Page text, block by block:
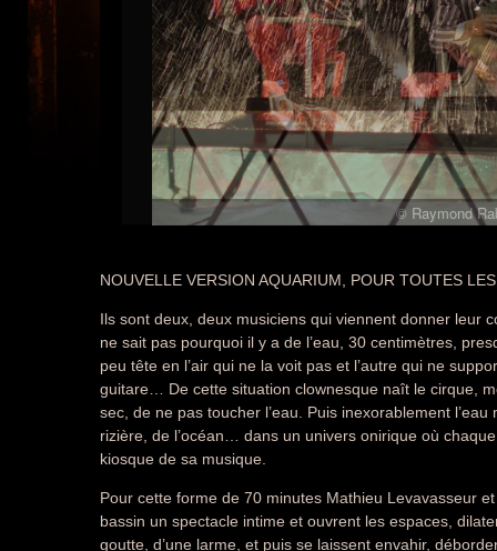
© Raymond
© Raymond
NOUVELLE VERSION AQUARIUM, POUR TOUTES
Ils sont deux, deux musiciens qui viennent donner leur
ne sait pas pourquoi il y a de l’eau, 30 centimètres,
peu tête en l’air qui ne la voit pas et l’autre qui ne
guitare… De cette situation clownesque naît le cirque,
sec, de ne pas toucher l’eau. Puis inexorablement l’eau
rizière, de l’océan… dans un univers onirique où
kiosque de sa musique.
Pour cette forme de 70 minutes Mathieu Levavasseur
bassin un spectacle intime et ouvrent les espaces,
goutte, d’une larme, et puis se laissent envahir,